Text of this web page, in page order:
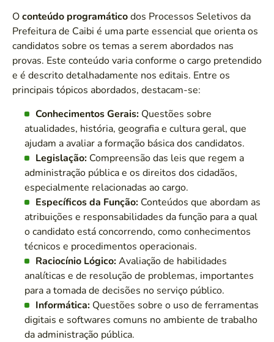
Oconteúdo programáticodos Processos Seletivos da
Prefeitura de Caibi é uma parte essencial que orienta os
candidatos sobre os temas a serem abordados nas
provas. Este conteúdo varia conforme o cargo pretendido
e é descrito detalhadamente nos editais. Entre os
principais tópicos abordados, destacam-se:
Conhecimentos Gerais: Questões sobre
atualidades, história, geografia e cultura geral, que
ajudam a avaliar a formação básica dos candidatos.
Legislação: Compreensão das leis que regem a
administração pública e os direitos dos cidadãos,
especialmente relacionadas ao cargo.
Específicos da Função: Conteúdos que abordam as
atribuições e responsabilidades da função para a qual
o candidato está concorrendo, como conhecimentos
técnicos e procedimentos operacionais.
Raciocínio Lógico:Avaliação de habilidades
analíticas e de resolução de problemas, importantes
para a tomada de decisões no serviço público.
Informática: Questões sobre o uso de ferramentas
digitais e softwares comuns no ambiente de trabalho
da administração pública.